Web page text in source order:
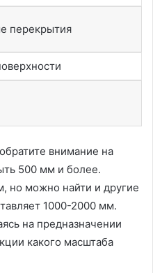
перекрытия
внимание на
500 мм и более.
но можно найти и другие
1000-2000 мм.
на предназначении
какого масштаба